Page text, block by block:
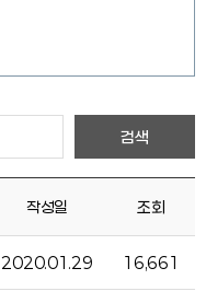
작성일 조회
2020.01.29 16,661